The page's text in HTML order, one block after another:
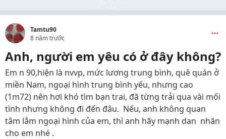
Tamtu90
8 năm trước
Anh, người em yêu có ở đây không?
Em n 90,hiện là nvvp, mức lương trung bình, quê quán ở
miền Nam, ngoại hình trung bình yếu, nhưng cao
(1m72) nên hơi khó tìm bạn trai, đã từng trải qua vài mối
tình nhưng không đi đến đâu. Nếu, anh không quan
tâm lắm ngoại hình của em, thì anh hãy mạnh dan nhăn
cho em nhé .